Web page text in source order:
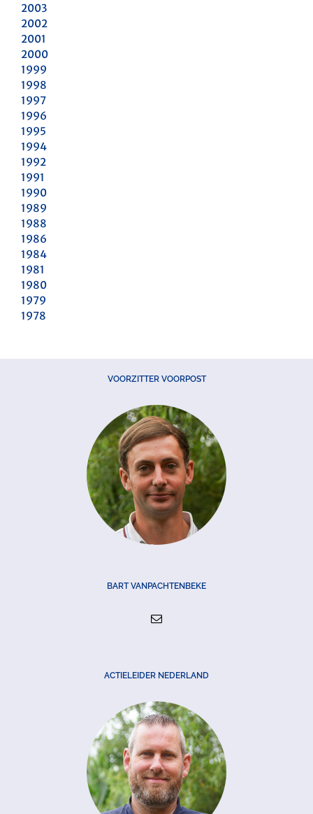
2003
2002
2001
2000
1999
1998
1997
1996
1995
1994
1992
1991
1990
1989
1988
1986
1984
1981
1980
1979
1978
VOORZITTER VOORPOST
BART VANPACHTENBEKE
ACTIELEIDER NEDERLAND